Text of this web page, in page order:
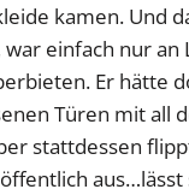
kamen. Und
einfach nur an
Er hätte
Türen mit all
stattdessen